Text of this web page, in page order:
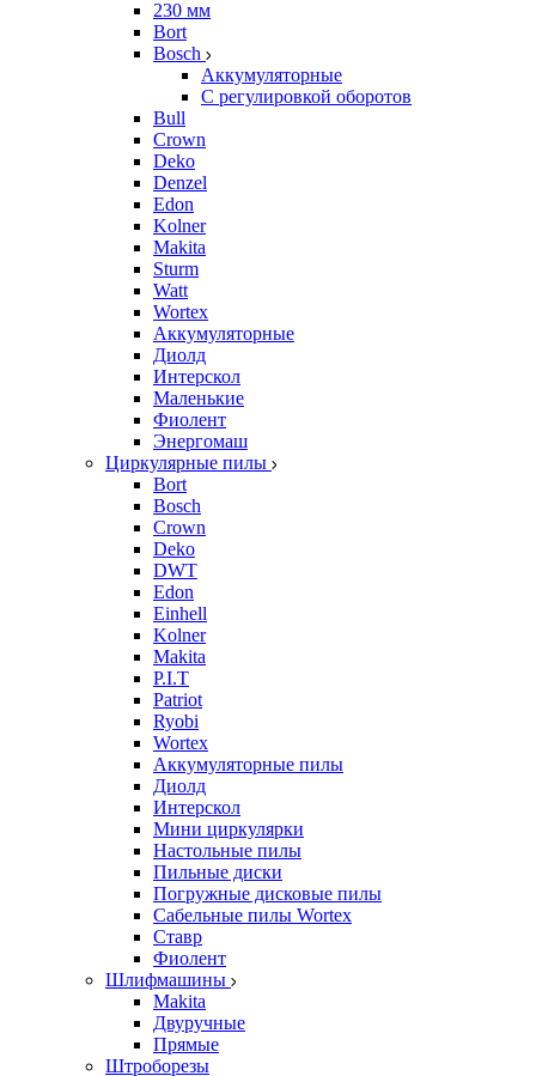
230 мм
Bort
Bosch
Аккумуляторные
С регулировкой оборотов
Bull
Crown
Deko
Denzel
Edon
Kolner
Makita
Sturm
Watt
Wortex
Аккумуляторные
Диолд
Интерскол
Маленькие
Фиолент
Энергомаш
Циркулярные пилы
Bort
Bosch
Crown
Deko
DWT
Edon
Einhell
Kolner
Makita
P.I.T
Patriot
Ryobi
Wortex
Аккумуляторные пилы
Диолд
Интерскол
Мини циркулярки
Настольные пилы
Пильные диски
Погружные дисковые пилы
Сабельные пилы Wortex
Ставр
Фиолент
Шлифмашины
Makita
Двуручные
Прямые
Штроборезы